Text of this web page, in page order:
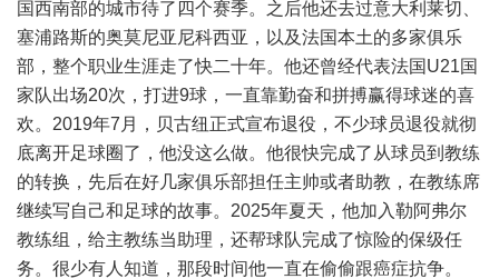
国西南部的城市待了四个赛季。之后他还去过意大利莱切、
塞浦路斯的奥莫尼亚尼科西亚，以及法国本土的多家俱乐
部，整个职业生涯走了快二十年。他还曾经代表法国U21国
家队出场20次，打进9球，一直靠勤奋和拼搏赢得球迷的喜
欢。2019年7月，贝古纽正式宣布退役，不少球员退役就彻
底离开足球圈了，他没这么做。他很快完成了从球员到教练
的转换，先后在好几家俱乐部担任主帅或者助教，在教练席
继续写自己和足球的故事。2025年夏天，他加入勒阿弗尔
教练组，给主教练当助理，还帮球队完成了惊险的保级任
务。很少有人知道，那段时间他一直在偷偷跟癌症抗争。